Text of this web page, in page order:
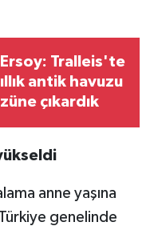
Ersoy: Tralleis'te
antik havuzu
çıkardık
anne yaşına
Türkiye genelinde